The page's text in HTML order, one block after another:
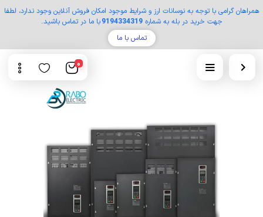
همراهان گرامی با توجه به نوسانات ارز و شرایط موجود امکان فروش آنلاین وجود ندارد، لطفا
جهت خرید در بله به شماره9194334319با ما در تماس باشید.
تماس با ما
0